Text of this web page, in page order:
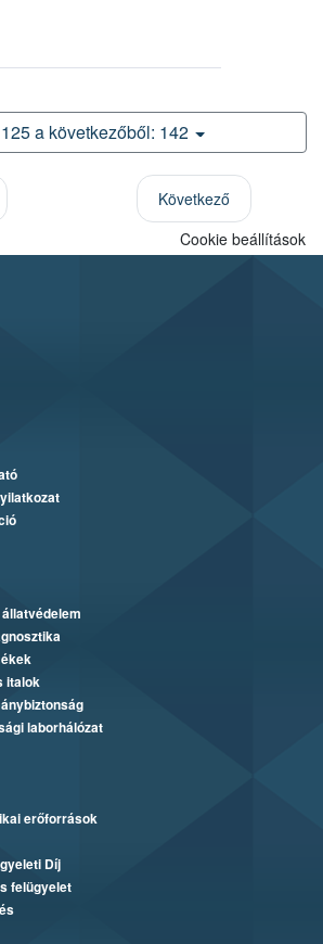
a következőből: 142
Következő
Cookie beállítások
italok
laborhálózat
erőforrások
Díj
felügyelet